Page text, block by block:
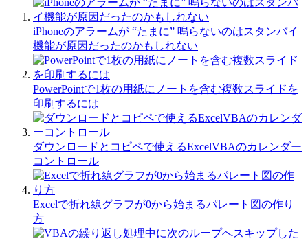
iPhoneのアラームが “たまに” 鳴らないのはスタンバイ
機能が原因だったのかもしれない
PowerPointで1枚の用紙にノートを含む複数スライドを
印刷するには
ダウンロードとコピペで使えるExcelVBAのカレンダー
コントロール
Excelで折れ線グラフが0から始まるパレート図の作り
方